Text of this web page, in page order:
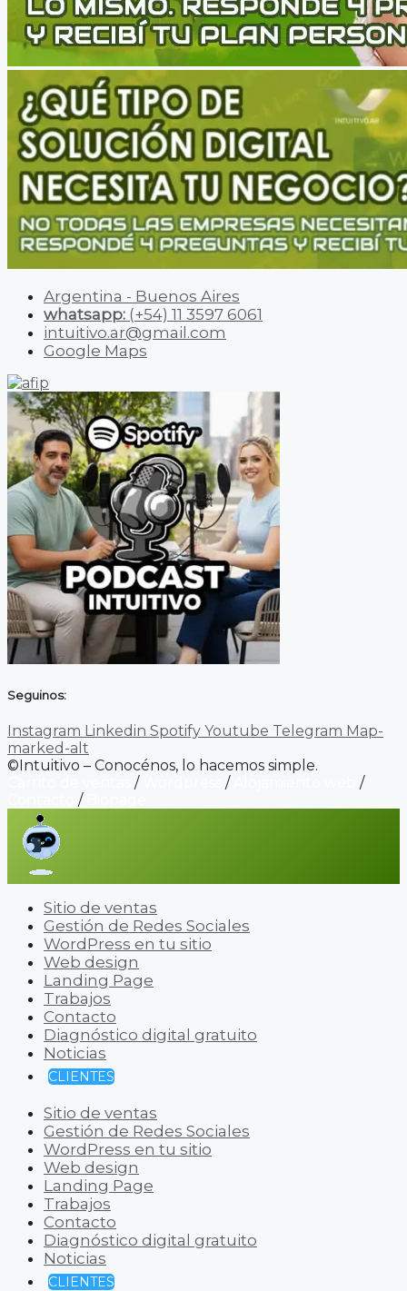
Argentina - Buenos Aires
whatsapp: (+54) 11 3597 6061
intuitivo.ar@gmail.com
Google Maps
Seguinos:
Instagram Linkedin Spotify Youtube Telegram Map-
marked-alt
©Intuitivo – Conocénos, lo hacemos simple.
/ /
/
/
Sitio de ventas
Gestión de Redes Sociales
WordPress en tu sitio
Web design
Landing Page
Trabajos
Contacto
Diagnóstico digital gratuito
Noticias
CLIENTES
Sitio de ventas
Gestión de Redes Sociales
WordPress en tu sitio
Web design
Landing Page
Trabajos
Contacto
Diagnóstico digital gratuito
Noticias
CLIENTES